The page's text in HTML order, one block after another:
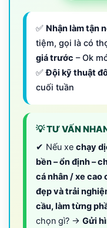
✅ Nhận làm tận
tiệm, gọi là có
giá trước – Ok
✅Đội kỹ thuật
cuối tuần
💡 TƯ VẤN
✔ Nếu xe chạy
bền – ổn định –
cá nhân / xe cao
đẹp và trải
cầu, làm từng
chọn gì? → Gửi